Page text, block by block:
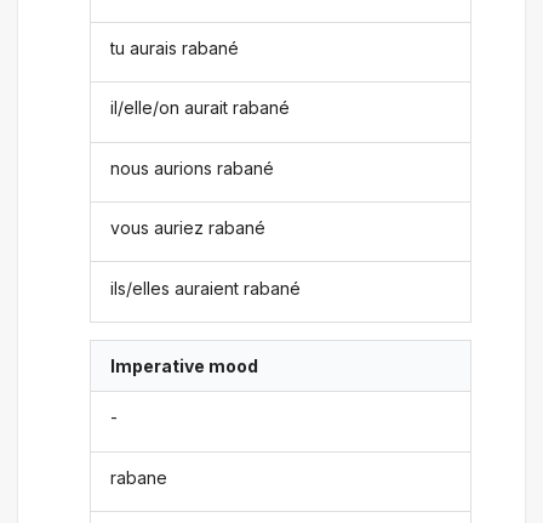
tu aurais rabané
il/elle/on aurait rabané
nous aurions rabané
vous auriez rabané
ils/elles auraient rabané
Imperative mood
-
rabane